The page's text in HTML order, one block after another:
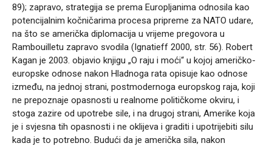
89); zapravo, strategija se prema Europljanima odnosila kao
potencijalnim kočničarima procesa pripreme za NATO udare,
na što se američka diplomacija u vrijeme pregovora u
Rambouilletu zapravo svodila (Ignatieff 2000, str. 56). Robert
Kagan je 2003. objavio knjigu „O raju i moći“ u kojoj američko-
europske odnose nakon Hladnoga rata opisuje kao odnose
između, na jednoj strani, postmodernoga europskog raja, koji
ne prepoznaje opasnosti u realnome političkome okviru, i
stoga zazire od upotrebe sile, i na drugoj strani, Amerike koja
je i svjesna tih opasnosti i ne oklijeva i graditi i upotrijebiti silu
kada je to potrebno. Budući da je američka sila, nakon